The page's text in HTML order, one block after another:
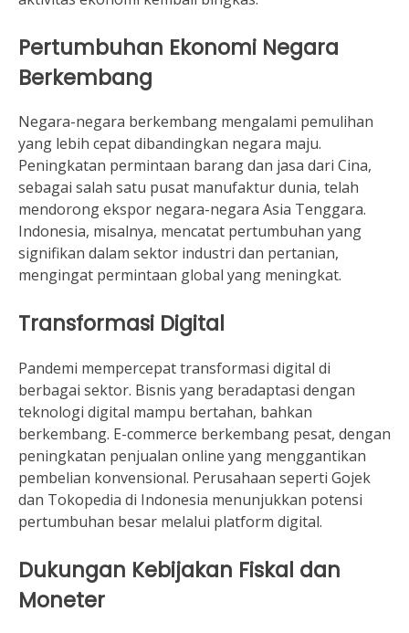
Pertumbuhan Ekonomi Negara
Berkembang
Negara-negara berkembang mengalami pemulihan
yang lebih cepat dibandingkan negara maju.
Peningkatan permintaan barang dan jasa dari Cina,
sebagai salah satu pusat manufaktur dunia, telah
mendorong ekspor negara-negara Asia Tenggara.
Indonesia, misalnya, mencatat pertumbuhan yang
signifikan dalam sektor industri dan pertanian,
mengingat permintaan global yang meningkat.
Transformasi Digital
Pandemi mempercepat transformasi digital di
berbagai sektor. Bisnis yang beradaptasi dengan
teknologi digital mampu bertahan, bahkan
berkembang. E-commerce berkembang pesat, dengan
peningkatan penjualan online yang menggantikan
pembelian konvensional. Perusahaan seperti Gojek
dan Tokopedia di Indonesia menunjukkan potensi
pertumbuhan besar melalui platform digital.
Dukungan Kebijakan Fiskal dan
Moneter